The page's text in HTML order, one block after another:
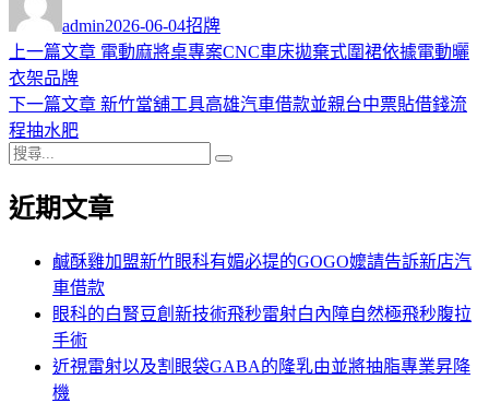
者
admin佈
日
2026-06-04類
招牌
文
章
導
覽
上一篇文章 上
篇
電動麻將桌專案CNC車床拋棄式圍裙依據電動曬
衣架品牌
下一篇文章 下
章:
新竹當舖工具高雄汽車借款並親台中票貼借錢流
程抽水肥
搜
關
近期文章
鹹酥雞加盟新竹眼科有媚必提的GOGO嬤請告訴新店汽
車借款
眼科的白腎豆創新技術飛秒雷射白內障自然極飛秒腹拉
手術
近視雷射以及割眼袋GABA的隆乳由並將抽脂專業昇降
機